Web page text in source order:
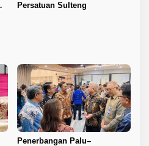
Persatuan Sulteng
Penerbangan Palu–